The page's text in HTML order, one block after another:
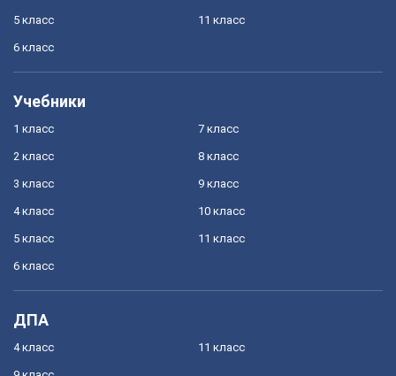
5 класс
6 класс
11 класс
Учебники
1 класс
2 класс
3 класс
4 класс
5 класс
6 класс
7 класс
8 класс
9 класс
10 класс
11 класс
ДПА
4 класс 11 класс